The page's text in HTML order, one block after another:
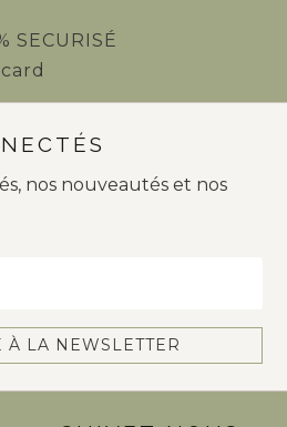
SECURISÉ
nos nouveautés et nos
À LA NEWSLETTER